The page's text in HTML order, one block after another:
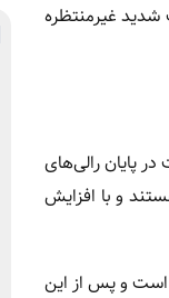
شدید غیرمنتظره
بلندمدت در پایان رالی‌های
و با افزایش
است و پس از این